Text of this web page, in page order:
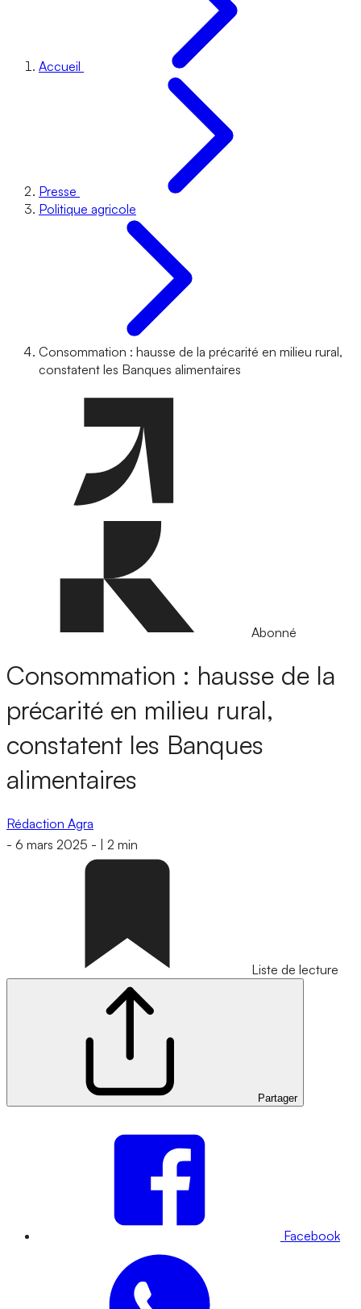
Accueil
Presse
Politique agricole
Consommation : hausse de la précarité en milieu rural,
constatent les Banques alimentaires
Abonné
Consommation : hausse de la
précarité en milieu rural,
constatent les Banques
alimentaires
Rédaction Agra
- 6 mars 2025 - 2 min
Liste de lecture
Partager
Facebook